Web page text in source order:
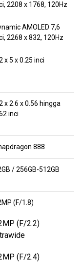
2208 x 1768, 120Hz
AMOLED 7,6
2268 x 832, 120Hz
x 5 x 0.25 inci
x 2.6 x 0.56 hingga
inci
888
/ 256GB-512GB
(F/1.8)
(F/2.2)
(F/2.4)